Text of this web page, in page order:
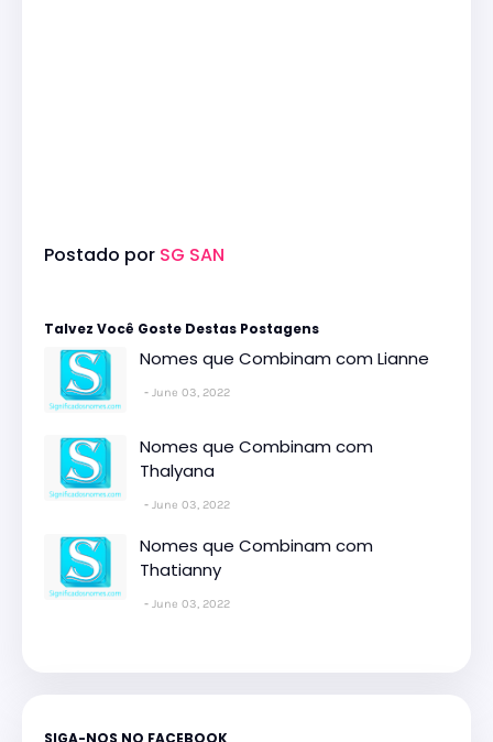
Postado por SG SAN
Talvez Você Goste Destas Postagens
Nomes que Combinam com Lianne
June 03, 2022
Nomes que Combinam com
Thalyana
June 03, 2022
Nomes que Combinam com
Thatianny
June 03, 2022